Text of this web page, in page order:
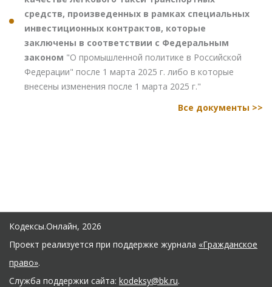
средств, произведенных в рамках специальных
инвестиционных контрактов, которые
заключены в соответствии с Федеральным
законом "О промышленной политике в Российской
Федерации" после 1 марта 2025 г. либо в которые
внесены изменения после 1 марта 2025 г."
Все документы >>
Кодексы.Онлайн, 2026
Проект реализуется при поддержке журнала «Гражданское
право».
Служба поддержки сайта: kodeksy@bk.ru.